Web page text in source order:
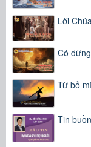
Lời
Có
Từ bỏ
Tin